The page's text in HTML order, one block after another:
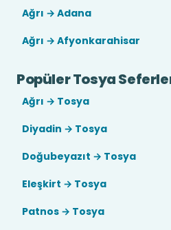
Ağrı → Adana
Ağrı → Afyonkarahisar
Popüler Tosya
Ağrı → Tosya
Diyadin → Tosya
Doğubeyazıt → Tosya
Eleşkirt → Tosya
Patnos → Tosya